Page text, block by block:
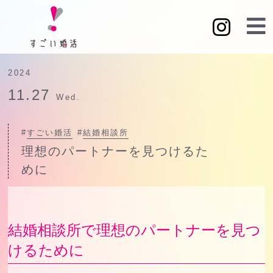
2024
11.27 Wed.
#すごい婚活 #結婚相談所
理想のパートナーを見つけるた
めに
結婚相談所で理想のパートナーを見つ
けるために